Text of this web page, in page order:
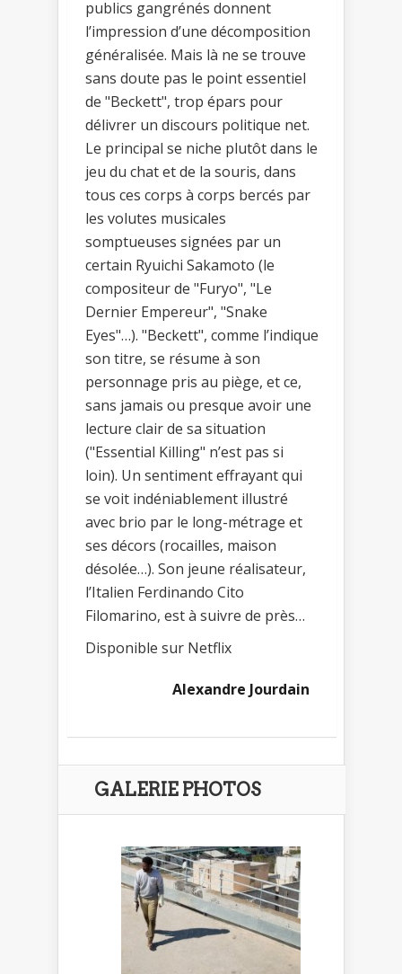
publics gangrénés donnent
l’impression d’une décomposition
généralisée. Mais là ne se trouve
sans doute pas le point essentiel
de "Beckett", trop épars pour
délivrer un discours politique net.
Le principal se niche plutôt dans le
jeu du chat et de la souris, dans
tous ces corps à corps bercés par
les volutes musicales
somptueuses signées par un
certain Ryuichi Sakamoto (le
compositeur de "Furyo", "Le
Dernier Empereur", "Snake
Eyes"…). "Beckett", comme l’indique
son titre, se résume à son
personnage pris au piège, et ce,
sans jamais ou presque avoir une
lecture clair de sa situation
("Essential Killing" n’est pas si
loin). Un sentiment effrayant qui
se voit indéniablement illustré
avec brio par le long-métrage et
ses décors (rocailles, maison
désolée…). Son jeune réalisateur,
l’Italien Ferdinando Cito
Filomarino, est à suivre de près…
Disponible sur Netflix
Alexandre Jourdain
GALERIE PHOTOS